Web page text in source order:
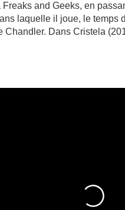
and Geeks, en
laquelle il joue, le temps
Chandler. Dans Cristela